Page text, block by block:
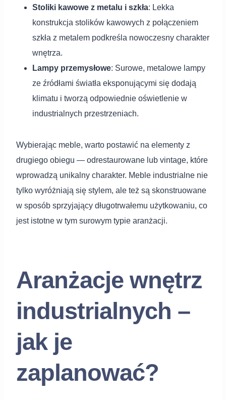
Stoliki kawowe z metalu i szkła: Lekka
konstrukcja stolików kawowych z połączeniem
szkła z metalem podkreśla nowoczesny charakter
wnętrza.
Lampy przemysłowe: Surowe, metalowe lampy
ze źródłami światła eksponującymi się dodają
klimatu i tworzą odpowiednie oświetlenie w
industrialnych przestrzeniach.
Wybierając meble, warto postawić na elementy z
drugiego obiegu — odrestaurowane lub vintage, które
wprowadzą unikalny charakter. Meble industrialne nie
tylko wyróżniają się stylem, ale też są skonstruowane
w sposób sprzyjający długotrwałemu użytkowaniu, co
jest istotne w tym surowym typie aranżacji.
Aranżacje wnętrz
industrialnych –
jak je
zaplanować?